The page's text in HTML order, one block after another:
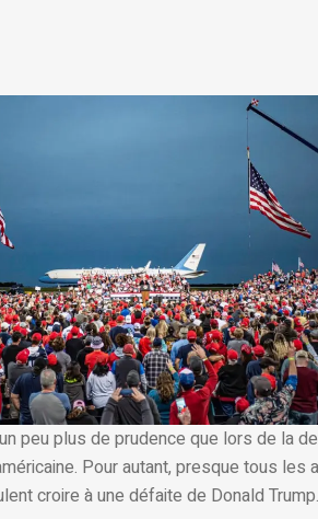
peu plus de prudence que lors de la
Pour autant, presque tous les
croire à une défaite de Donald